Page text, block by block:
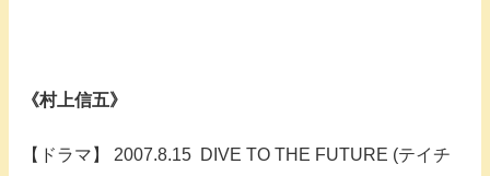
《村上信五》
【ドラマ】 2007.8.15 DIVE TO THE FUTURE (テイチ